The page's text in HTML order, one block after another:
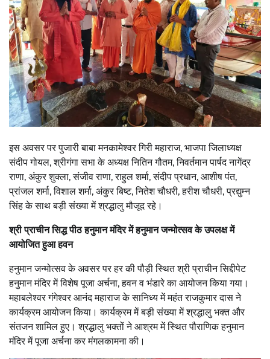
इस अवसर पर पुजारी बाबा मनकामेश्वर गिरी महाराज, भाजपा जिलाध्यक्ष
संदीप गोयल, श्रीगंगा सभा के अध्यक्ष नितिन गौतम, निवर्तमान पार्षद नागेंद्र
राणा, अंकुर शुक्ला, संजीव राणा, राहुल शर्मा, संदीप प्रधान, आशीष पंत,
प्रांजल शर्मा, विशाल शर्मा, अंकुर बिष्ट, नितेश चौधरी, हरीश चौधरी, प्रद्युम्न
सिंह के साथ बड़ी संख्या में श्रद्धालु मौजूद रहे।
श्री प्राचीन सिद्ध पीठ हनुमान मंदिर में हनुमान जन्मोत्सव के उपलक्ष में
आयोजित हुआ हवन
हनुमान जन्मोत्सव के अवसर पर हर की पौड़ी स्थित श्री प्राचीन सिद्दीपेट
हनुमान मंदिर में विशेष पूजा अर्चना, हवन व भंडारे का आयोजन किया गया।
महाबलेश्वर गंगेश्वर आनंद महाराज के सानिध्य में महंत राजकुमार दास ने
कार्यक्रम आयोजन किया। कार्यक्रम में बड़ी संख्या में श्रद्धालु भक्त और
संतजन शामिल हुए। श्रद्धालु भक्तों ने आश्रम में स्थित पौराणिक हनुमान
मंदिर में पूजा अर्चना कर मंगलकामना की।